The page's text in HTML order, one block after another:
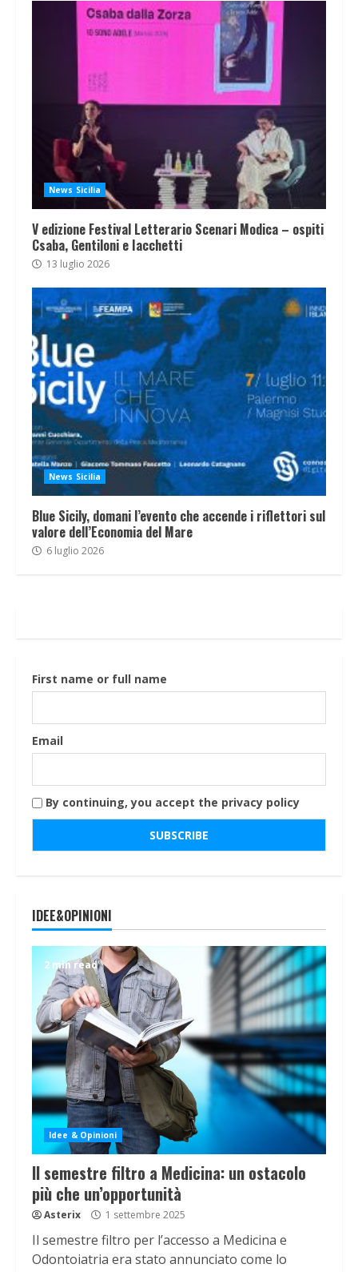
News Sicilia
V edizione Festival Letterario Scenari Modica – ospiti
Csaba, Gentiloni e Iacchetti
13 luglio 2026
News Sicilia
Blue Sicily, domani l’evento che accende i riflettori sul
valore dell’Economia del Mare
6 luglio 2026
First name or full name
Email
By continuing, you accept the privacy policy
IDEE&OPINIONI
2 min read
Idee & Opinioni
Il semestre filtro a Medicina: un ostacolo
più che un’opportunità
Asterix 1 settembre 2025
Il semestre filtro per l’accesso a Medicina e
Odontoiatria era stato annunciato come lo